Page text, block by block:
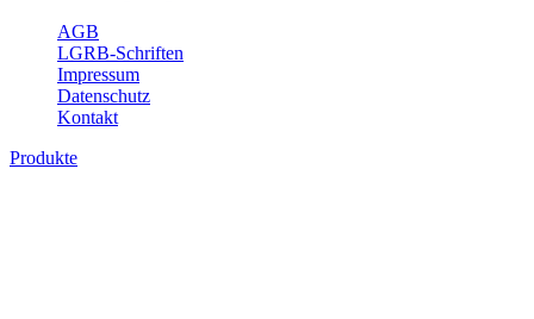
AGB
LGRB-Schriften
Impressum
Datenschutz
Kontakt
Produkte